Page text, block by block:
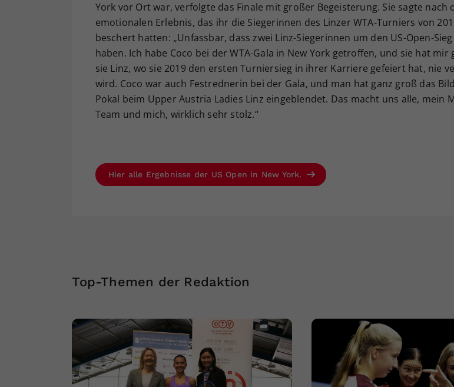
York vor Ort war, verfolgte das Finale mit großer Begeisterung. Sie sagte nach
emotionalen Erlebnis, das ihr die Siegerinnen des Linzer WTA-Turniers von
beschert hatten: „Unfassbar, dass zwei Linz-Siegerinnen um den US-Open-
haben. Ich habe Coco bei der WTA-Gala in New York getroffen, und sie hat mir
sie Linz, wo sie 2019 den ersten Turniersieg in ihrer Karriere gefeiert hat, nie
wird. Coco war auch Festrednerin bei der Gala, und man hat ganz groß das
Pokal beim Upper Austria Ladies Linz eingeblendet. Das macht uns alle, mein
Team und mich, wirklich sehr stolz.“
Hier alle Ergebnisse der US Open in New York.
Top-Themen der Redaktion